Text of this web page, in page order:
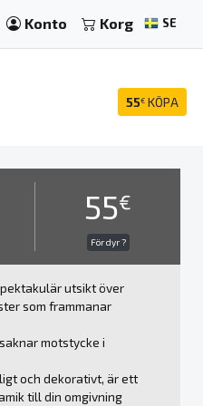
Konto Korg SE
55€ KÖPA
55€
För dyr ?
utsikt över
som frammanar
motstycke i
och dekorativt, är ett
till din omgivning